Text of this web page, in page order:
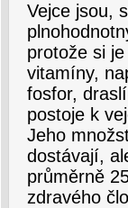
Vejce jsou,
protože si
vitamíny,
fosfor,
postoje k
Jeho
dostávají,
průměrně
zdravého